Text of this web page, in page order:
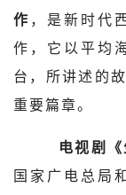
作 ，是新时代
作，它以平均
台，所讲述的
重要篇章。
电视剧
国家广电总局